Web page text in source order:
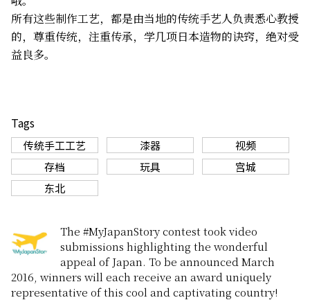
所有这些制作工艺，都是由当地的传统手艺人负责悉心教授
的，尊重传统，注重传承，学几项日本造物的诀窍，绝对受
益良多。
Tags
传统手工工艺 漆器
视频
存档
玩具
宫城
东北
The #MyJapanStory contest took video
submissions highlighting the wonderful
appeal of Japan. To be announced March
2016, winners will each receive an award uniquely
representative of this cool and captivating country!